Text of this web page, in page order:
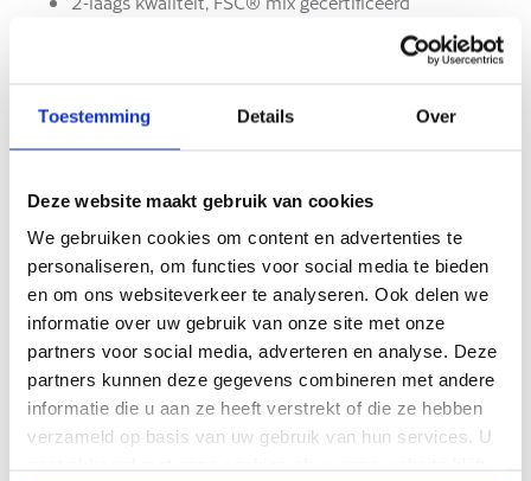
Toestemming Details Over
Deze website maakt gebruik van cookies
We gebruiken cookies om content en advertenties te
personaliseren, om functies voor social media te bieden
en om ons websiteverkeer te analyseren. Ook delen we
informatie over uw gebruik van onze site met onze
partners voor social media, adverteren en analyse. Deze
partners kunnen deze gegevens combineren met andere
informatie die u aan ze heeft verstrekt of die ze hebben
verzameld op basis van uw gebruik van hun services. U
een praktische BagPack – voor een optimale opslag
SATINO LIQUIFY HANDDOEKENPAPIER